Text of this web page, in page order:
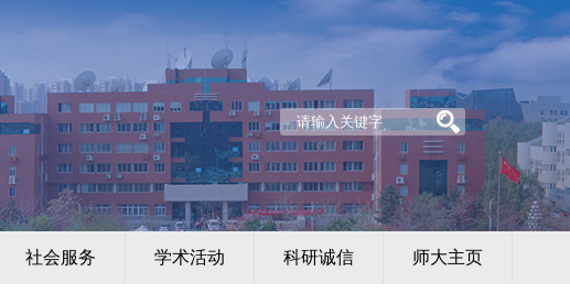
社会服务 学术活动 科研诚信 师大主页